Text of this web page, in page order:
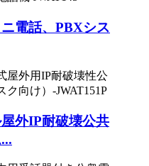
電話、PBXシス
外IP耐破壊公共